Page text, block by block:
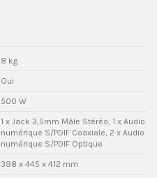
8 kg
Oui
500 W
1 x Jack 3,5mm Mâle Stéréo, 1 x Audio
numérique S/PDIF Coaxiale, 2 x Audio
numérique S/PDIF Optique
398 x 445 x 412 mm